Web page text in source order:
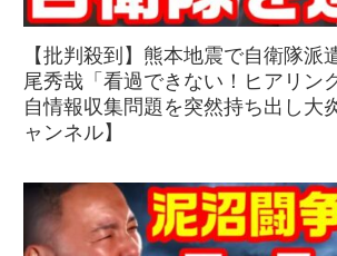
【批判殺到】熊本地震で自衛隊
尾秀哉「看過できない！ヒアリン
自情報収集問題を突然持ち出し大
ャンネル】